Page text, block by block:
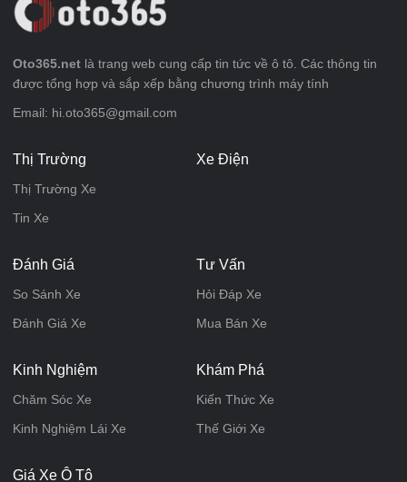
Oto365.net là trang web cung cấp tin tức về ô tô. Các thông tin
được tổng hợp và sắp xếp bằng chương trình máy tính
Email: hi.oto365@gmail.com
Thị Trường
Thị Trường Xe
Tin Xe
Xe Điện
Đánh Giá
So Sánh Xe
Đánh Giá Xe
Tư Vấn
Hỏi Đáp Xe
Mua Bán Xe
Kinh Nghiệm
Chăm Sóc Xe
Kinh Nghiệm Lái Xe
Khám Phá
Kiến Thức Xe
Thế Giới Xe
Giá Xe Ô Tô